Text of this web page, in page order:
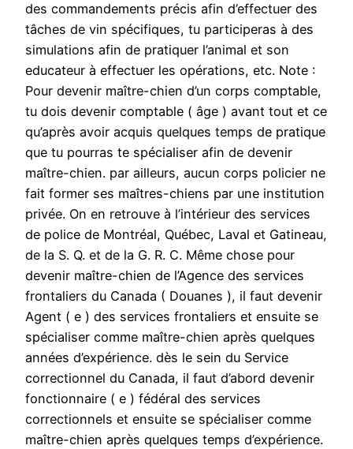
des commandements précis afin d’effectuer des
tâches de vin spécifiques, tu participeras à des
simulations afin de pratiquer l’animal et son
educateur à effectuer les opérations, etc. Note :
Pour devenir maître-chien d’un corps comptable,
tu dois devenir comptable ( âge ) avant tout et ce
qu’après avoir acquis quelques temps de pratique
que tu pourras te spécialiser afin de devenir
maître-chien. par ailleurs, aucun corps policier ne
fait former ses maîtres-chiens par une institution
privée. On en retrouve à l’intérieur des services
de police de Montréal, Québec, Laval et Gatineau,
de la S. Q. et de la G. R. C. Même chose pour
devenir maître-chien de l’Agence des services
frontaliers du Canada ( Douanes ), il faut devenir
Agent ( e ) des services frontaliers et ensuite se
spécialiser comme maître-chien après quelques
années d’expérience. dès le sein du Service
correctionnel du Canada, il faut d’abord devenir
fonctionnaire ( e ) fédéral des services
correctionnels et ensuite se spécialiser comme
maître-chien après quelques temps d’expérience.